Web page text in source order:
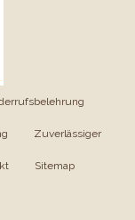
Zuverlässiger
Sitemap